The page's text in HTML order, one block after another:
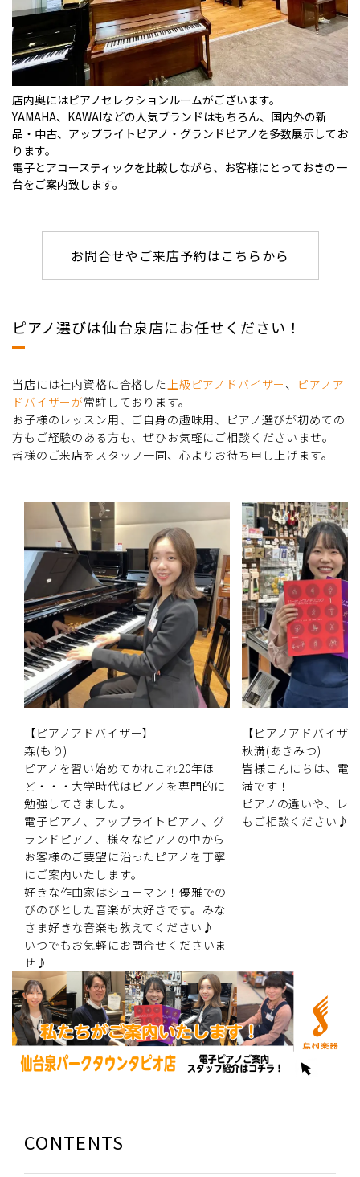
店内奥にはピアノセレクションルームがございます。
YAMAHA、KAWAIなどの人気ブランドはもちろん、国内外の新
品・中古、アップライトピアノ・グランドピアノを多数展示してお
ります。
電子とアコースティックを比較しながら、お客様にとっておきの一
台をご案内致します。
お問合せやご来店予約はこちらから
ピアノ選びは仙台泉店にお任せください！
当店には社内資格に合格した 上級ピアノドバイザー 、 ピアノア
ドバイザーが常駐しております。
お子様のレッスン用、ご自身の趣味用、ピアノ選びが初めての
方もご経験のある方も、ぜひお気軽にご相談くださいませ。
皆様のご来店をスタッフ一同、心よりお待ち申し上げます。
【ピアノアドバイザー】
森(もり)
ピアノを習い始めてかれこれ20年ほ
ど・・・大学時代はピアノを専門的に
勉強してきました。
電子ピアノ、アップライトピアノ、グ
ランドピアノ、様々なピアノの中から
お客様のご要望に沿ったピアノを丁寧
にご案内いたします。
好きな作曲家はシューマン！優雅での
びのびとした音楽が大好きです。みな
さま好きな音楽も教えてください♪
いつでもお気軽にお問合せくださいま
せ♪
【ピアノアドバイザ
秋満(あきみつ)
皆様こんにちは、電
満です！
ピアノの違いや、レ
もご相談ください♪
CONTENTS